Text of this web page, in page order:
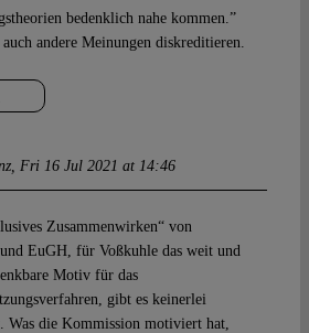
bedenklich nahe kommen.”
andere Meinungen diskreditieren.
Fri 16 Jul 2021 at 14:46
Zusammenwirken“ von
EuGH, für Voßkuhle das weit und
Motiv für das
gibt es keinerlei
Was die Kommission motiviert hat,